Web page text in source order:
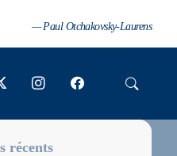
— Paul Otchakovsky-Laurens
récents